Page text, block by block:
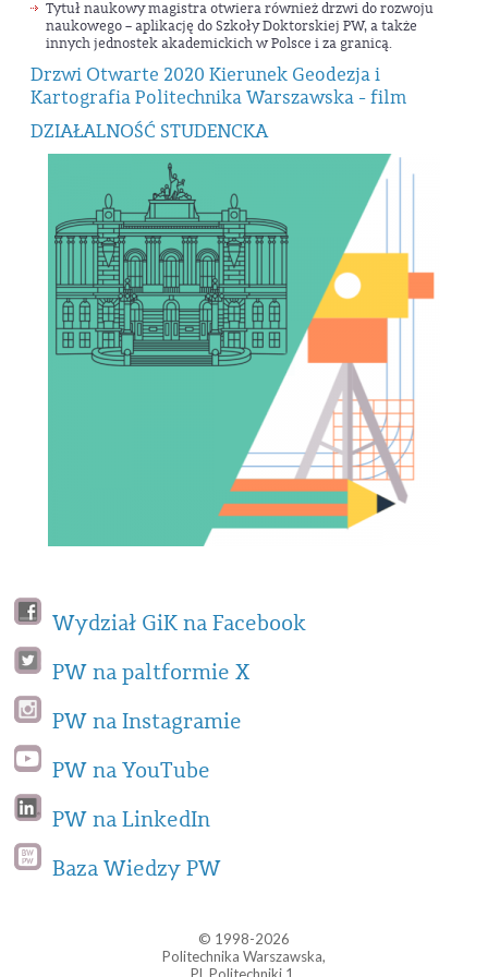
teledetekcyjnych oraz budowie systemów
informacji przestrzennej z wykorzystaniem tak
pozyskanych danych. Główna idea tej
specjalności polega na integracji szerokiego
spektrum zastosowań satelitarnych metod
wyznaczania pozycji oraz pozyskiwania
informacji o terenie i środowisku jakie oferuje
współczesna geodezja.
Tytuł naukowy magistra otwiera również drzwi do rozwoju
naukowego – aplikację do Szkoły Doktorskiej PW, a także
innych jednostek akademickich w Polsce i za granicą.
Drzwi Otwarte 2020 Kierunek Geodezja i
Kartografia Politechnika Warszawska - film
DZIAŁALNOŚĆ STUDENCKA
Wydział GiK na Facebook
PW na paltformie X
PW na Instagramie
PW na YouTube
PW na LinkedIn
Baza Wiedzy PW
© 1998-2026
Politechnika Warszawska,